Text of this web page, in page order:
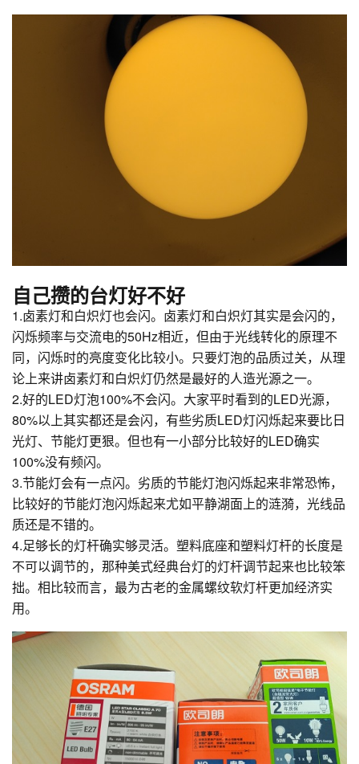
自己攒的台灯好不好
1.卤素灯和白炽灯也会闪。卤素灯和白炽灯其实是会闪的，
闪烁频率与交流电的50Hz相近，但由于光线转化的原理不
同，闪烁时的亮度变化比较小。只要灯泡的品质过关，从理
论上来讲卤素灯和白炽灯仍然是最好的人造光源之一。
2.好的LED灯泡100%不会闪。大家平时看到的LED光源，
80%以上其实都还是会闪，有些劣质LED灯闪烁起来要比日
光灯、节能灯更狠。但也有一小部分比较好的LED确实
100%没有频闪。
3.节能灯会有一点闪。劣质的节能灯泡闪烁起来非常恐怖，
比较好的节能灯泡闪烁起来尤如平静湖面上的涟漪，光线品
质还是不错的。
4.足够长的灯杆确实够灵活。塑料底座和塑料灯杆的长度是
不可以调节的，那种美式经典台灯的灯杆调节起来也比较笨
拙。相比较而言，最为古老的金属螺纹软灯杆更加经济实
用。